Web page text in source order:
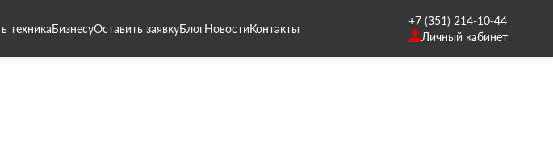
техникаБизнесуОставить заявкуБлогНовостиКонтакты
+7 (351) 214-10-44
Личный кабинет